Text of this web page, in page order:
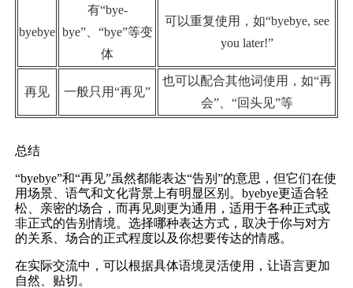
byebye
有“bye-
bye”、“bye”等变
体
可以重复使用，如“byebye, see
you later!”
再见 一般只用“再见”
也可以配合其他词使用，如“再
会”、“回头见”等
总结
“byebye”和“再见”虽然都能表达“告别”的意思，但它们在使
用场景、语气和文化背景上有明显区别。byebye更适合轻
松、亲密的场合，而再见则更为通用，适用于各种正式或
非正式的告别情境。选择哪种表达方式，取决于你与对方
的关系、场合的正式程度以及你想要传达的情感。
在实际交流中，可以根据具体语境灵活使用，让语言更加
自然、贴切。